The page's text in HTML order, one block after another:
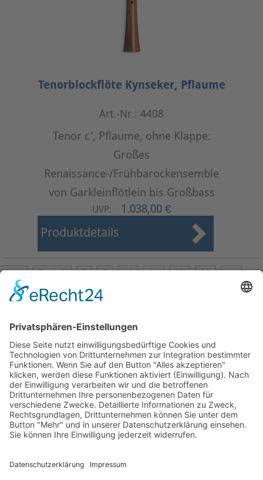
Tenorblockflöte Kynseker, Pflaume
Art.-Nr.: 4408
Tenor c', Pflaume, ohne Klappe:
Großes
Renaissance-/Frühbarockensemble
von Garkleinflötlein bis Großbass
UVP: 1.038,00 €
Produktdetails
Start Zurück 8 9 10 11 12 13
14
Seite 13 von 27
Mollenhauer Adresse
Downloads
Weitere Seiten